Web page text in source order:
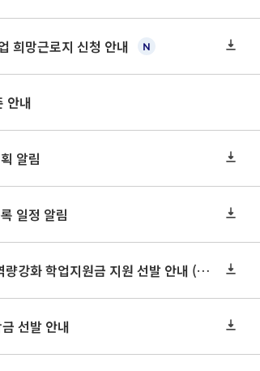
희망근로지 신청 안내
안내
알림
일정 알림
2026-2 대학혁신지원사업 인문학 역량강화 학업지원금 지원 선발 안내 (학/석/박사)
선발 안내